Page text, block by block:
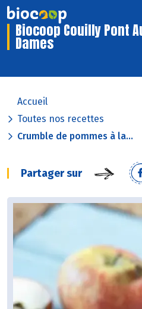
Biocoop Couilly Pont
Dames
Accueil
Toutes nos recettes
Crumble de pommes à la...
Partager sur